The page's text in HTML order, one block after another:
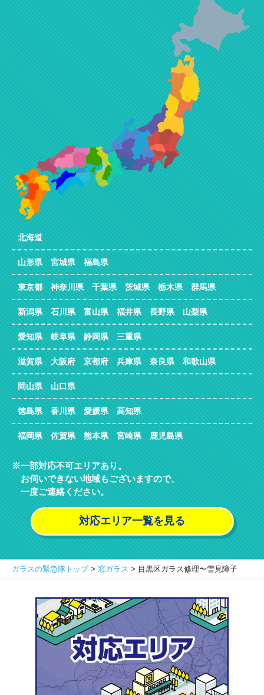
北海道
山形県 宮城県 福島県
東京都 神奈川県 千葉県 茨城県 栃木県 群馬県
新潟県 石川県 富山県 福井県 長野県 山梨県
愛知県 岐阜県 静岡県 三重県
滋賀県 大阪府 京都府 兵庫県 奈良県 和歌山県
岡山県 山口県
徳島県 香川県 愛媛県 高知県
福岡県 佐賀県 熊本県 宮崎県 鹿児島県
一部対応不可エリアあり。
お伺いできない地域もございますので、
一度ご連絡ください。
対応エリア一覧を見る
ガラスの緊急隊トップ> 窓ガラス > 目黒区ガラス修理〜雪見障子